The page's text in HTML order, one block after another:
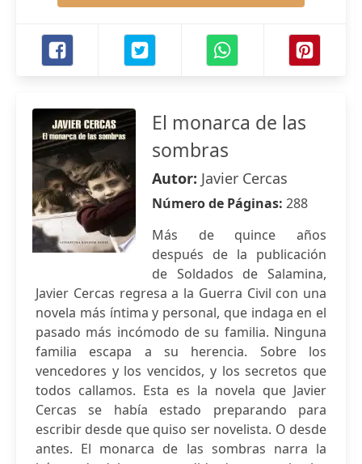
El monarca de las
sombras
Autor: Javier Cercas
Número de Páginas: 288
Más de quince años
después de la publicación
de Soldados de Salamina,
Javier Cercas regresa a la Guerra Civil con una
novela más íntima y personal, que indaga en el
pasado más incómodo de su familia. Ninguna
familia escapa a su herencia. Sobre los
vencedores y los vencidos, y los secretos que
todos callamos. Esta es la novela que Javier
Cercas se había estado preparando para
escribir desde que quiso ser novelista. O desde
antes. El monarca de las sombras narra la